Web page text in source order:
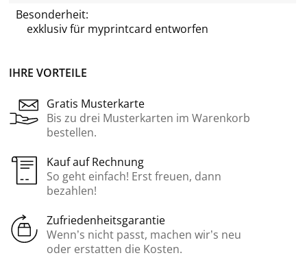
IHRE VORTEILE
Gratis Musterkarte
Bis zu drei Musterkarten im Warenkorb
bestellen.
Kauf auf Rechnung
So geht einfach! Erst freuen, dann
bezahlen!
Zufriedenheitsgarantie
Wenn’s nicht passt, machen wir’s neu
oder erstatten die Kosten.
Besonderheit:
exklusiv für myprintcard entworfen